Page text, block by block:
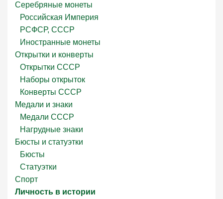
Серебряные монеты
Российская Империя
РСФСР, СССР
Иностранные монеты
Открытки и конверты
Открытки СССР
Наборы открыток
Конверты СССР
Медали и знаки
Медали СССР
Нагрудные знаки
Бюсты и статуэтки
Бюсты
Статуэтки
Спорт
Личность в истории